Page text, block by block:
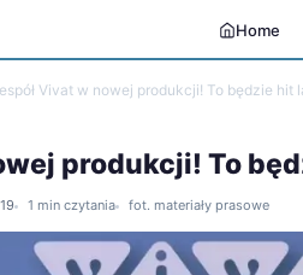
Home
Vivat w nowej produkcji! To będzie hit
produkcji! To
1 min czytania fot. materiały prasowe